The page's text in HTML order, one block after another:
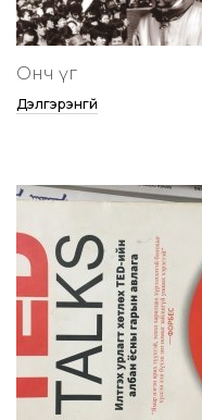
Онч үг
Дэлгэрэнгүй